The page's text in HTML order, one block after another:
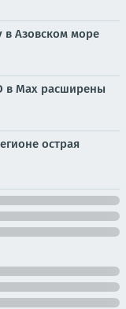
в Азовском море
в Мах расширены
острая